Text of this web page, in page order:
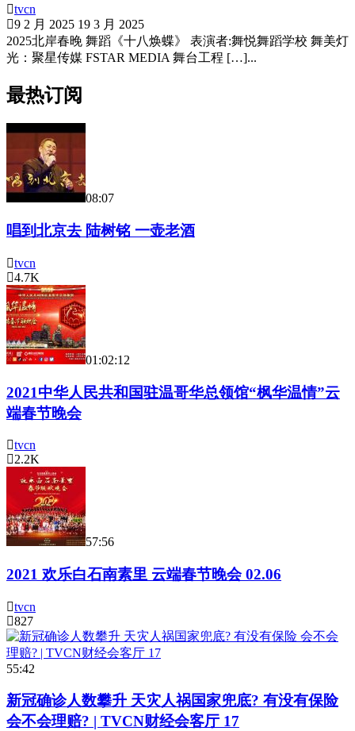
tvcn
9 2 月 2025 19 3 月 2025
2025北岸春晚 舞蹈《十八焕蝶》 表演者:舞悦舞蹈学校 舞美灯
光：聚星传媒 FSTAR MEDIA 舞台工程 […]...
最热订阅
08:07
唱到北京去 陆树铭 一壶老酒
tvcn
4.7K
01:02:12
2021中华人民共和国驻温哥华总领馆“枫华温情”云
端春节晚会
tvcn
2.2K
57:56
2021 欢乐白石南素里 云端春节晚会 02.06
tvcn
827
55:42
新冠确诊人数攀升 天灾人祸国家兜底? 有没有保险
会不会理赔? | TVCN财经会客厅 17